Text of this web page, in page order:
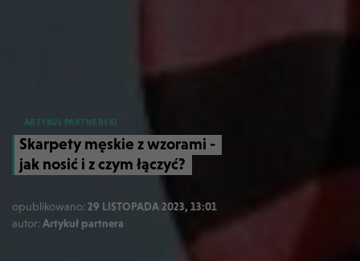
ARTYKUŁ PARTNERSKI
Skarpety męskie z wzorami -
jak nosić i z czym łączyć?
opublikowano: 29 LISTOPADA 2023, 13:01
autor: Artykuł partnera